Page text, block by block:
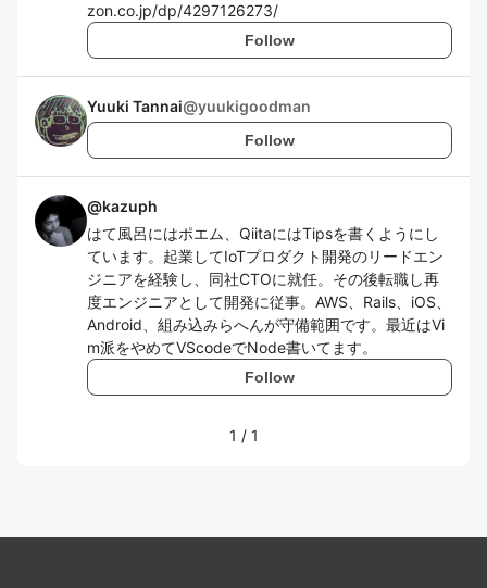
zon.co.jp/dp/4297126273/
Follow
Yuuki Tannai@yuukigoodman
Follow
@kazuph
はて風呂にはポエム、QiitaにはTipsを書くようにし
ています。起業してIoTプロダクト開発のリードエン
ジニアを経験し、同社CTOに就任。その後転職し再
度エンジニアとして開発に従事。AWS、Rails、iOS、
Android、組み込みらへんが守備範囲です。最近はVi
m派をやめてVScodeでNode書いてます。
Follow
1 / 1